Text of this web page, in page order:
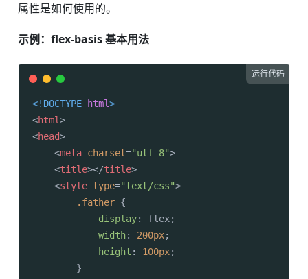
属性是如何使用的。
示例：flex-basis 基本用法
运行代码
<!DOCTYPE html>
<html>
<head>
<meta charset="utf-8">
<title></title>
<style type="text/css">
.father {
display: flex;
width: 200px;
height : 100px;
        }